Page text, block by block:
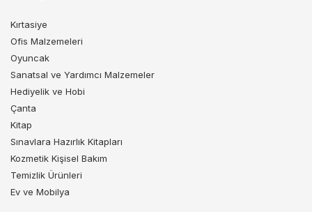
Kırtasiye
Ofis Malzemeleri
Oyuncak
Sanatsal ve Yardımcı Malzemeler
Hediyelik ve Hobi
Çanta
Kitap
Sınavlara Hazırlık Kitapları
Kozmetik Kişisel Bakım
Temizlik Ürünleri
Ev ve Mobilya